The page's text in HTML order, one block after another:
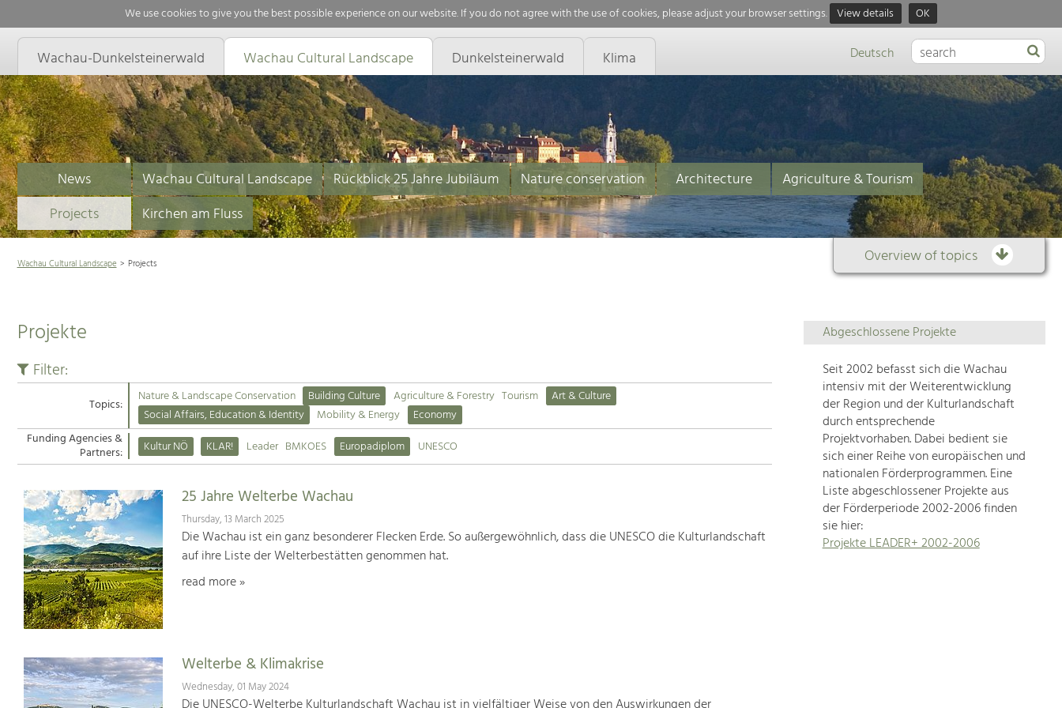
We use cookies to give you the best possible experience on our website. If you do not agree with the use of cookies, please adjust your browser settings. View details OK
Wachau-Dunkelsteinerwald Wachau Cultural Landscape Dunkelsteinerwald Klima Deutsch
News Wachau Cultural Landscape Rückblick 25 Jahre Jubiläum Nature conservation Architecture
Agriculture & Tourism
Projects
Kirchen am Fluss
Overview of topics
Overview
of
topics
Development
within
our
region
is
extremely
diverse.
Which
Wachau Cultural Landscape Projects
Projekte
Filter:
Topics: Nature & Landscape Conservation Building Culture Agriculture & Forestry Tourism
Art & Culture
Social Affairs, Education & Identity
Mobility & Energy
Economy
Funding Agencies &
Partners: Kultur NÖ KLAR! Leader BMKOES Europadiplom UNESCO
25 Jahre Welterbe Wachau
Thursday, 13 March 2025
Die Wachau ist ein ganz besonderer Flecken Erde. So außergewöhnlich, dass die UNESCO die Kulturlandschaft
auf ihre Liste der Welterbestätten genommen hat.
read more »
Welterbe & Klimakrise
Wednesday, 01 May 2024
Abgeschlossene Projekte
Seit 2002 befasst sich die Wachau
intensiv mit der Weiterentwicklung
der Region und der Kulturlandschaft
durch entsprechende
Projektvorhaben. Dabei bedient sie
sich einer Reihe von europäischen und
nationalen Förderprogrammen. Eine
Liste abgeschlossener Projekte aus
der Förderperiode 2002-2006 finden
sie hier:
Projekte LEADER+ 2002-2006